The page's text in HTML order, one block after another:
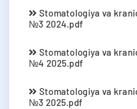
Stomatologiya va
№3 2024.pdf
Stomatologiya va
№4 2025.pdf
Stomatologiya va
№3 2025.pdf